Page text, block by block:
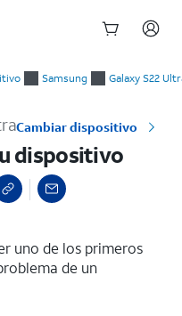
Samsung Galaxy S22
Cambiar dispositivo
dispositivo
uno de los primeros
de un